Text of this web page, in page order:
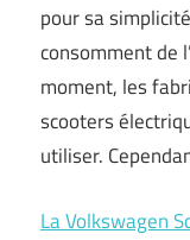
pour sa
consomment de
moment, les
scooters
utiliser.
La Volkswagen